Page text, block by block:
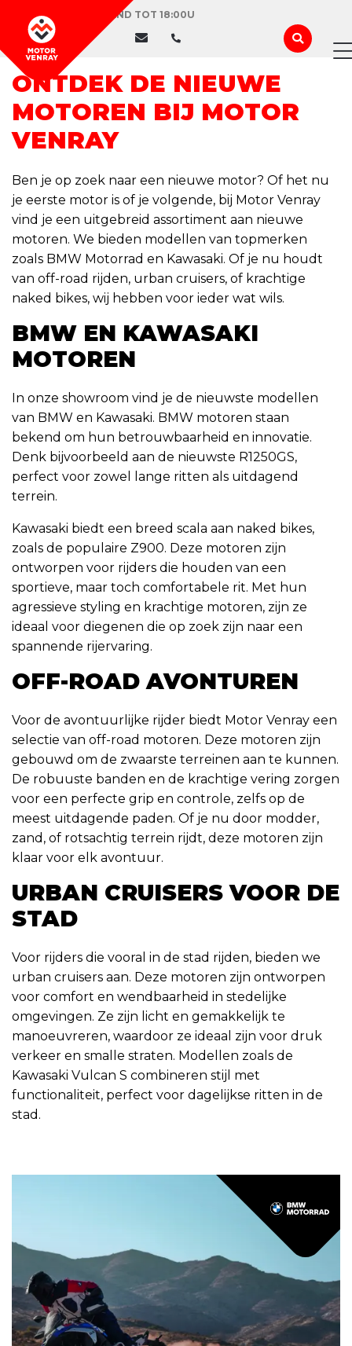
VANDAAG GEOPEND TOT 18:00U
ONTDEK DE NIEUWE
MOTOREN BIJ MOTOR
VENRAY
Ben je op zoek naar een nieuwe motor? Of het nu
je eerste motor is of je volgende, bij Motor Venray
vind je een uitgebreid assortiment aan nieuwe
motoren. We bieden modellen van topmerken
zoals BMW Motorrad en Kawasaki. Of je nu houdt
van off-road rijden, urban cruisers, of krachtige
naked bikes, wij hebben voor ieder wat wils.
BMW EN KAWASAKI
MOTOREN
In onze showroom vind je de nieuwste modellen
van BMW en Kawasaki. BMW motoren staan
bekend om hun betrouwbaarheid en innovatie.
Denk bijvoorbeeld aan de nieuwste R1250GS,
perfect voor zowel lange ritten als uitdagend
terrein.
Kawasaki biedt een breed scala aan naked bikes,
zoals de populaire Z900. Deze motoren zijn
ontworpen voor rijders die houden van een
sportieve, maar toch comfortabele rit. Met hun
agressieve styling en krachtige motoren, zijn ze
ideaal voor diegenen die op zoek zijn naar een
spannende rijervaring.
OFF-ROAD AVONTUREN
Voor de avontuurlijke rijder biedt Motor Venray een
selectie van off-road motoren. Deze motoren zijn
gebouwd om de zwaarste terreinen aan te kunnen.
De robuuste banden en de krachtige vering zorgen
voor een perfecte grip en controle, zelfs op de
meest uitdagende paden. Of je nu door modder,
zand, of rotsachtig terrein rijdt, deze motoren zijn
klaar voor elk avontuur.
URBAN CRUISERS VOOR DE
STAD
Voor rijders die vooral in de stad rijden, bieden we
urban cruisers aan. Deze motoren zijn ontworpen
voor comfort en wendbaarheid in stedelijke
omgevingen. Ze zijn licht en gemakkelijk te
manoeuvreren, waardoor ze ideaal zijn voor druk
verkeer en smalle straten. Modellen zoals de
Kawasaki Vulcan S combineren stijl met
functionaliteit, perfect voor dagelijkse ritten in de
stad.